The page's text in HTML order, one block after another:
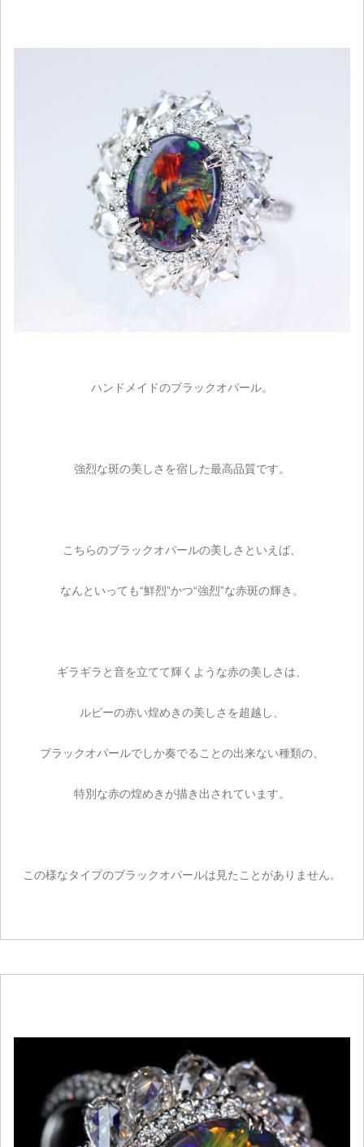
ハンドメイドのブラックオパール。
強烈な斑の美しさを宿した最高品質です。
こちらのブラックオパールの美しさといえば、
なんといっても“鮮烈”かつ“強烈”な赤斑の輝き。
ギラギラと音を立てて輝くような赤の美しさは、
ルビーの赤い煌めきの美しさを超越し、
ブラックオパールでしか奏でることの出来ない種類の、
特別な赤の煌めきが描き出されています。
この様なタイプのブラックオパールは見たことがありません。